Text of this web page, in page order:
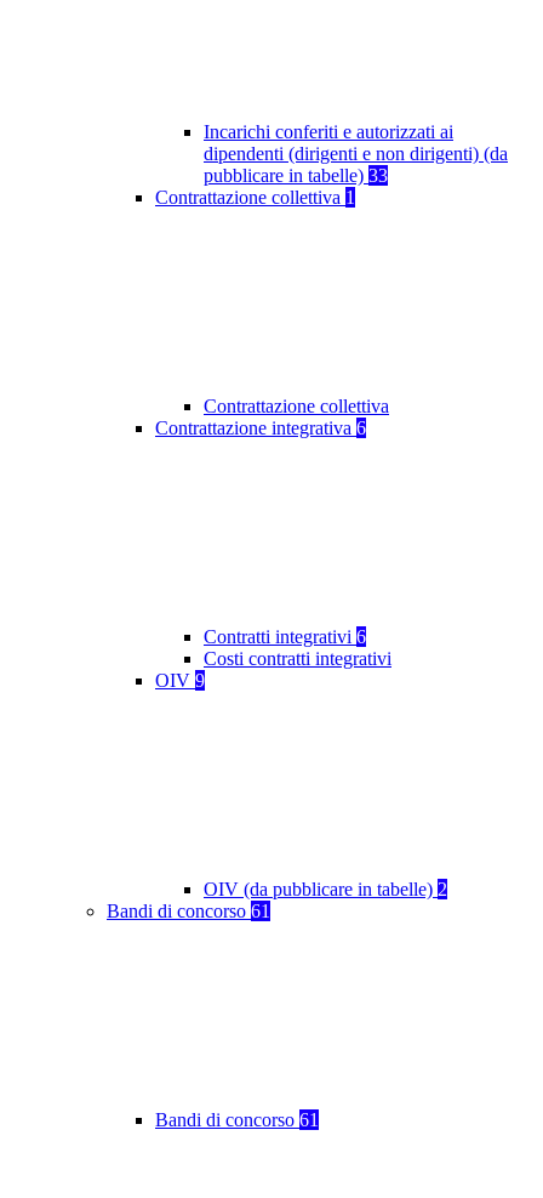
Incarichi conferiti e autorizzati ai
dipendenti (dirigenti e non dirigenti) (da
pubblicare in tabelle) 33
Contrattazione collettiva 1
Contrattazione collettiva
Contrattazione integrativa 6
Contratti integrativi 6
Costi contratti integrativi
OIV 9
OIV (da pubblicare in tabelle) 2
Bandi di concorso 61
Bandi di concorso 61